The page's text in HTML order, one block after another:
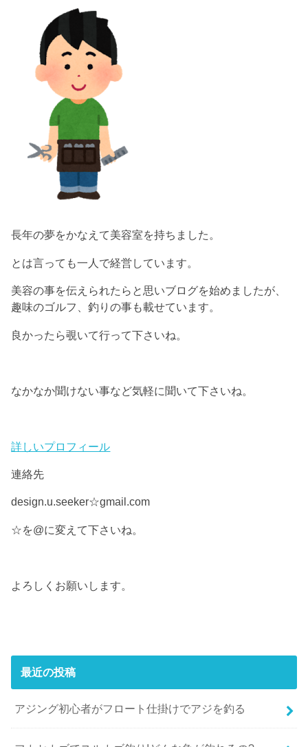
長年の夢をかなえて美容室を持ちました。
とは言っても一人で経営しています。
美容の事を伝えられたらと思いブログを始めましたが、
趣味のゴルフ、釣りの事も載せています。
良かったら覗いて行って下さいね。
なかなか聞けない事など気軽に聞いて下さいね。
詳しいプロフィール
連絡先
design.u.seeker☆gmail.com
☆を@に変えて下さいね。
よろしくお願いします。
最近の投稿
アジング初心者がフロート仕掛けでアジを釣る